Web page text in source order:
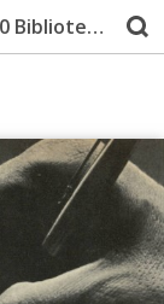
Revista Fotoptica Nº 40 - 1970 Biblioteca de Fotografia do IMS - Coleção Thomaz Farkas